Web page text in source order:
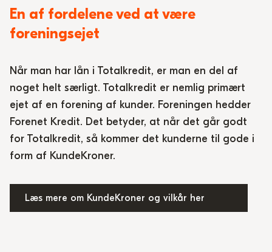
En af fordelene ved at være
foreningsejet
Når man har lån i Totalkredit, er man en del af
noget helt særligt. Totalkredit er nemlig primært
ejet af en forening af kunder. Foreningen hedder
Forenet Kredit. Det betyder, at når det går godt
for Totalkredit, så kommer det kunderne til gode i
form af KundeKroner.
Læs mere om KundeKroner og vilkår her